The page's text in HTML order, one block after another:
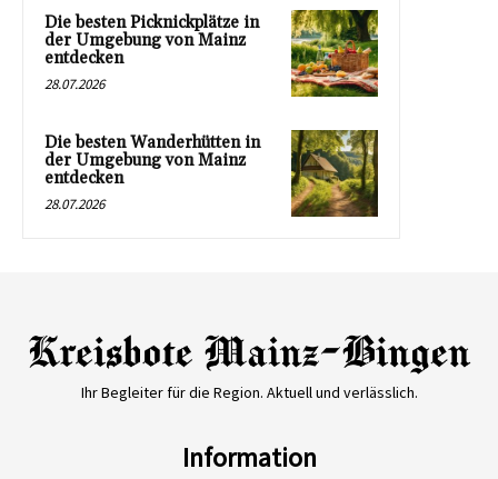
Die besten Picknickplätze in
der Umgebung von Mainz
entdecken
28.07.2026
Die besten Wanderhütten in
der Umgebung von Mainz
entdecken
28.07.2026
Ihr Begleiter für die Region. Aktuell und verlässlich.
Information